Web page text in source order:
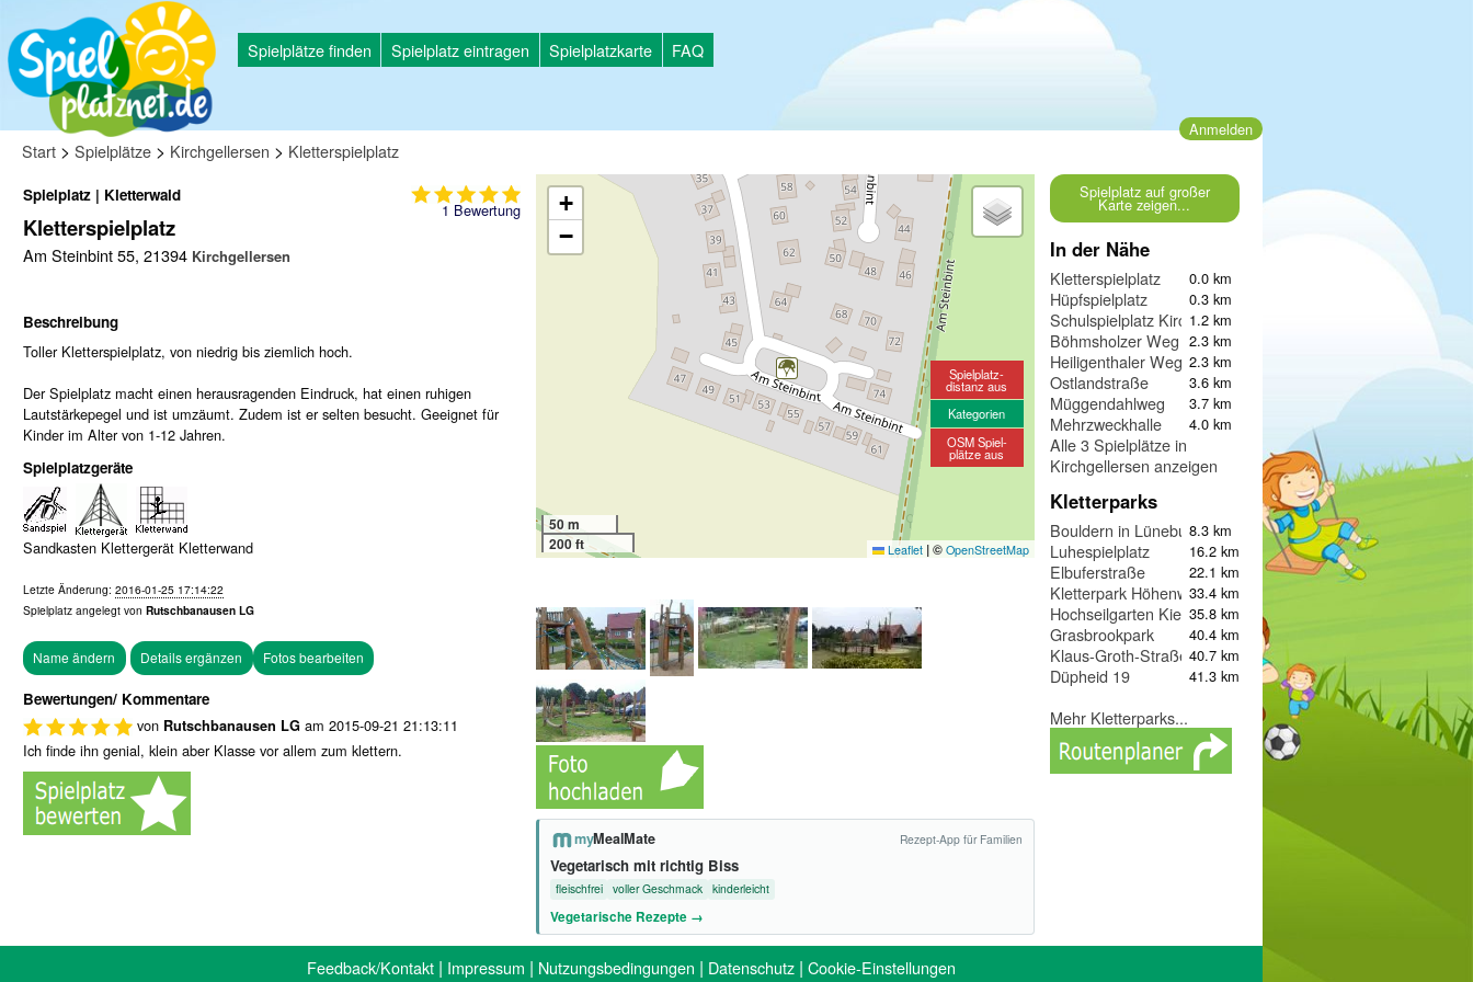
Spielplätze finden Spielplatz eintragen Spielplatzkarte FAQ
Anmelden
Start > Spielplätze > Kirchgellersen > Kletterspielplatz
1Bewertung
Spielplatz | Kletterwald
Kletterspielplatz
Am Steinbint 55, 21394 Kirchgellersen
Beschreibung
Toller Kletterspielplatz, von niedrig bis ziemlich hoch.
Der Spielplatz macht einen herausragenden Eindruck, hat einen ruhigen
Lautstärkepegel und ist umzäumt. Zudem ist er selten besucht. Geeignet für
Kinder im Alter von 1-12 Jahren.
Spielplatzgeräte
Sandkasten Klettergerät Kletterwand
Letzte Änderung: 2016-01-25 17:14:22
Spielplatz angelegt von Rutschbanausen LG
Fotos bearbeiten
Bewertungen/ Kommentare
von Rutschbanausen LG am 2015-09-21 21:13:11
Ich finde ihn genial, klein aber Klasse vor allem zum klettern.
+
−
50 m
200 ft
Leaflet |© OpenStreetMap
Spielplatz-
distanz aus
Kategorien
OSM Spiel-
plätze aus
myMealMate Rezept-App für Familien
Vegetarisch mit richtig Biss
fleischfrei voller Geschmack kinderleicht
Vegetarische Rezepte →
Spielplatz auf großer
Karte zeigen...
In der Nähe
Kletterspielplatz 0.0 km
Hüpfspielplatz 0.3 km
Schulspielplatz Kirchgellersen
1.2 km
Böhmsholzer Weg 2.3 km
Heiligenthaler Weg 2.3 km
Ostlandstraße 3.6 km
Müggendahlweg 3.7 km
Mehrzweckhalle 4.0 km
Alle 3 Spielplätze in
Kirchgellersen anzeigen
Kletterparks
Bouldern in Lüneburg8.3 km
Luhespielplatz 16.2 km
Elbuferstraße 22.1 km
Kletterpark Höhenweg Arena
33.4 km
Hochseilgarten Kiekeberg
35.8 km
Grasbrookpark 40.4 km
Klaus-Groth-Straße 40.7 km
Düpheid 19 41.3 km
Mehr Kletterparks...
Feedback/Kontakt | Impressum | Nutzungsbedingungen | Datenschutz | Cookie-Einstellungen